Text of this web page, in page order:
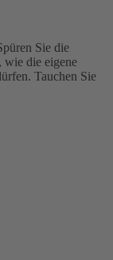
Sie die
wie die eigene
Tauchen Sie